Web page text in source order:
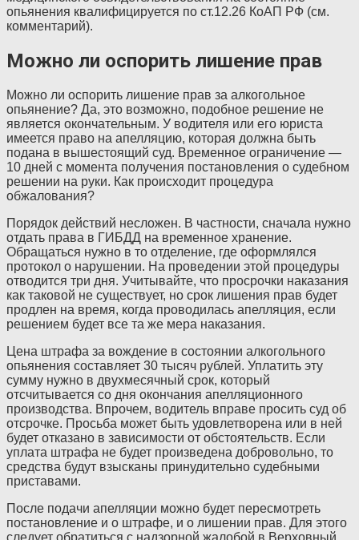
опьянения квалифицируется по ст.12.26 КоАП РФ (см.
комментарий).
Можно ли оспорить лишение прав
Можно ли оспорить лишение прав за алкогольное
опьянение? Да, это возможно, подобное решение не
является окончательным. У водителя или его юриста
имеется право на апелляцию, которая должна быть
подана в вышестоящий суд. Временное ограничение —
10 дней с момента получения постановления о судебном
решении на руки. Как происходит процедура
обжалования?
Порядок действий несложен. В частности, сначала нужно
отдать права в ГИБДД на временное хранение.
Обращаться нужно в то отделение, где оформлялся
протокол о нарушении. На проведении этой процедуры
отводится три дня. Учитывайте, что просрочки наказания
как таковой не существует, но срок лишения прав будет
продлен на время, когда проводилась апелляция, если
решением будет все та же мера наказания.
Цена штрафа за вождение в состоянии алкогольного
опьянения составляет 30 тысяч рублей. Уплатить эту
сумму нужно в двухмесячный срок, который
отсчитывается со дня окончания апелляционного
производства. Впрочем, водитель вправе просить суд об
отсрочке. Просьба может быть удовлетворена или в ней
будет отказано в зависимости от обстоятельств. Если
уплата штрафа не будет произведена добровольно, то
средства будут взысканы принудительно судебными
приставами.
После подачи апелляции можно будет пересмотреть
постановление и о штрафе, и о лишении прав. Для этого
следует обратиться с надзорной жалобой в Верховный